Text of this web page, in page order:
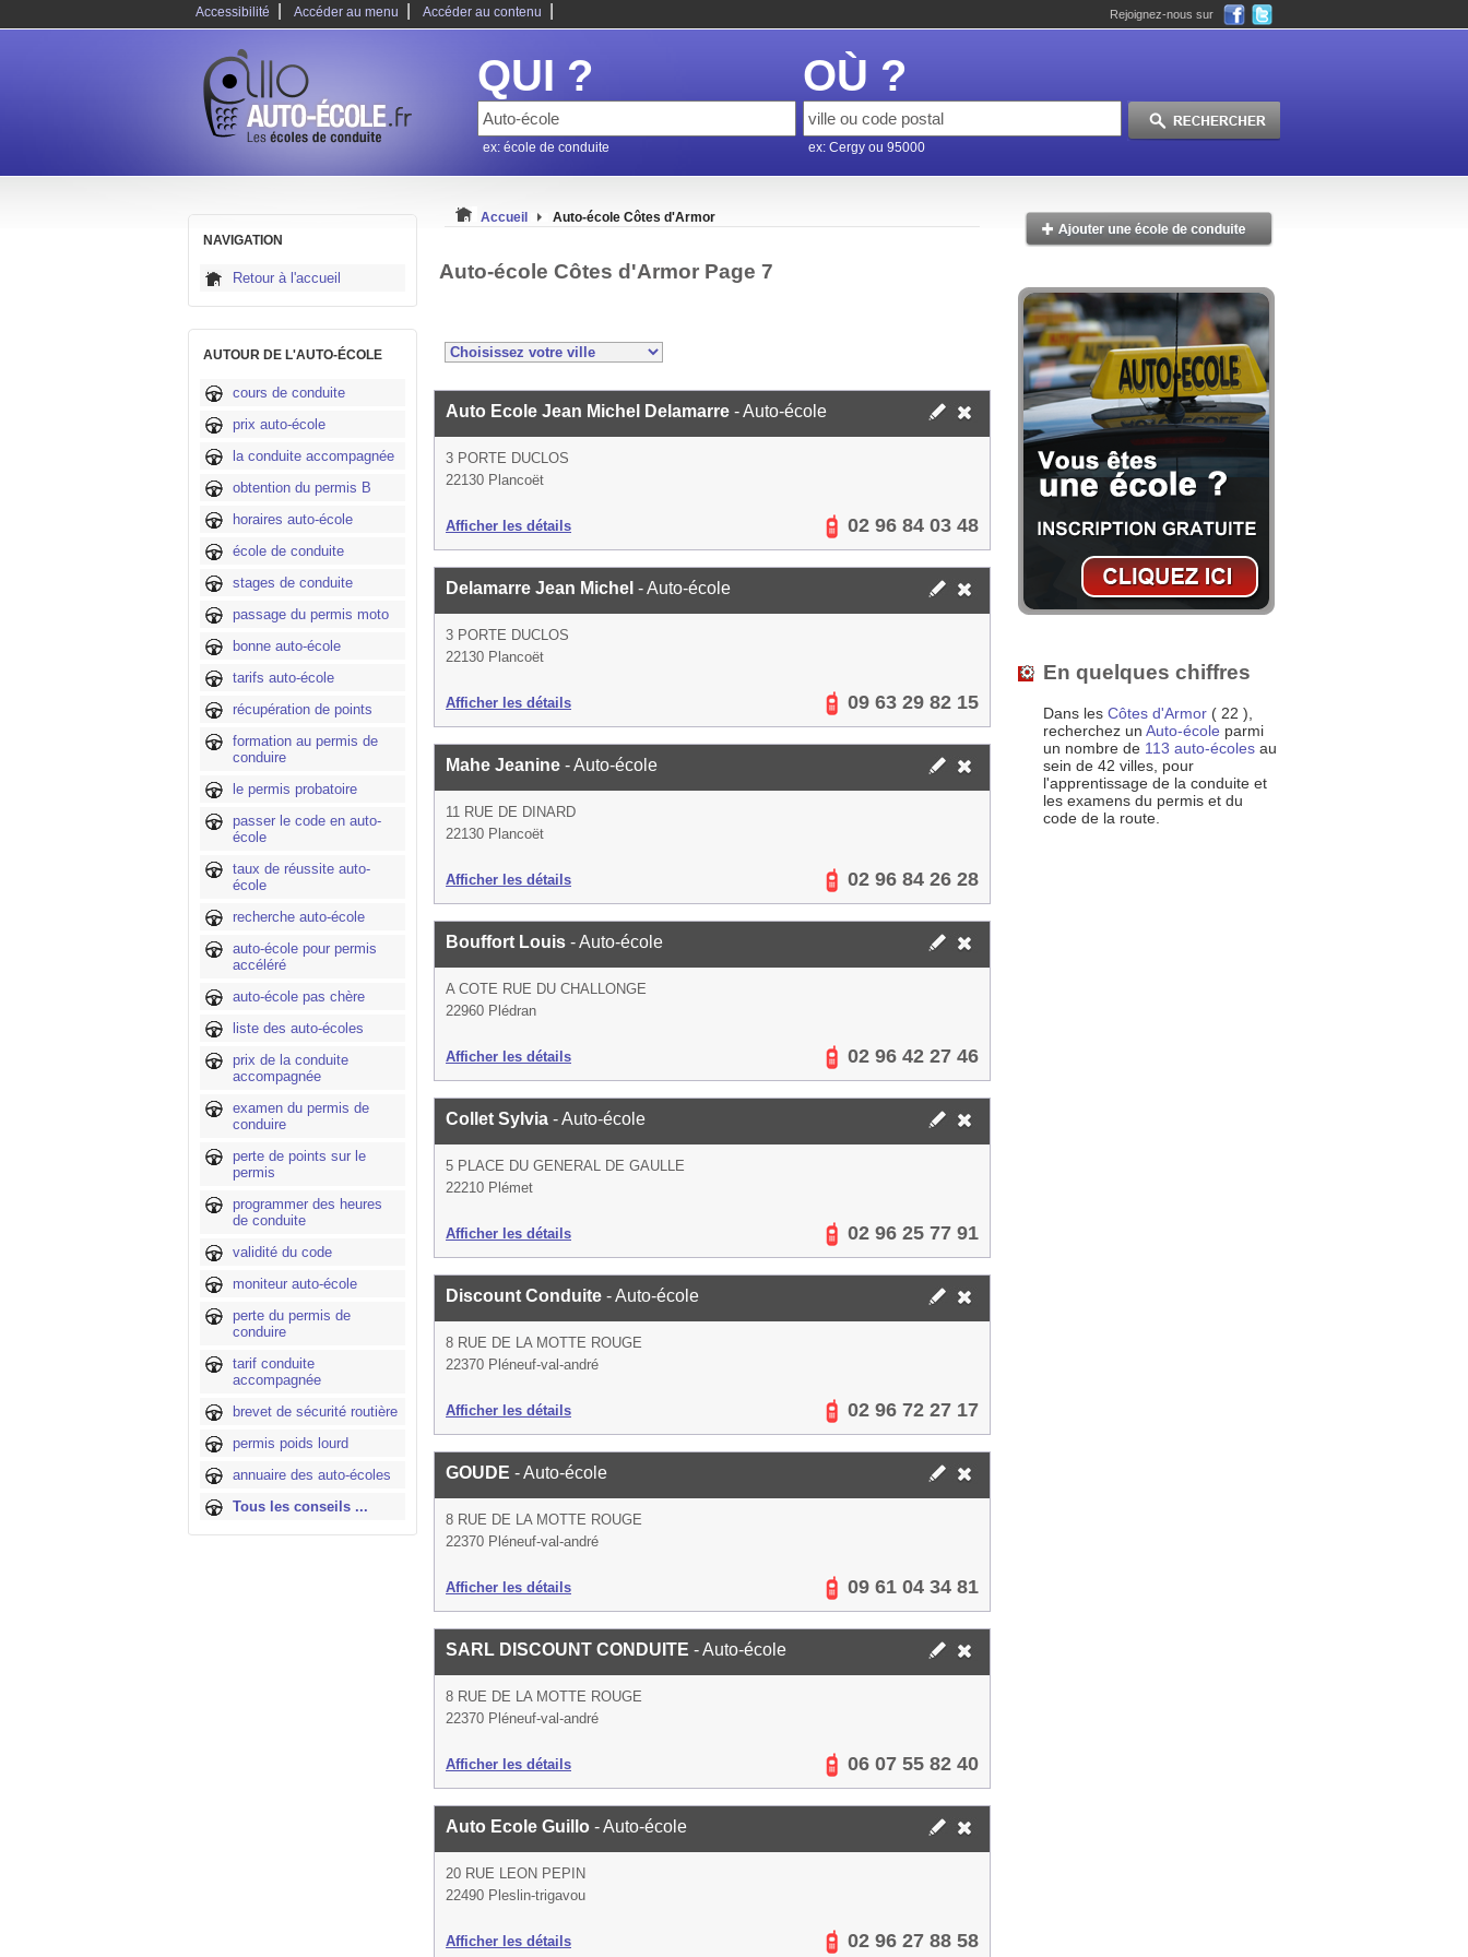
Accessibilité Accéder au menu Accéder au contenu Rejoignez-nous sur
QUI ?
ex: école de conduite
OÙ ?
ex: Cergy ou 95000
NAVIGATION
Retour à l'accueil
AUTOUR DE L'AUTO-ÉCOLE
cours de conduite
prix auto-école
la conduite accompagnée
obtention du permis B
horaires auto-école
école de conduite
stages de conduite
passage du permis moto
bonne auto-école
tarifs auto-école
récupération de points
formation au permis de
conduire
le permis probatoire
passer le code en auto-
école
taux de réussite auto-
école
recherche auto-école
auto-école pour permis
accéléré
auto-école pas chère
liste des auto-écoles
prix de la conduite
accompagnée
examen du permis de
conduire
perte de points sur le
permis
programmer des heures
de conduite
validité du code
moniteur auto-école
perte du permis de
conduire
tarif conduite
accompagnée
brevet de sécurité routière
permis poids lourd
annuaire des auto-écoles
Tous les conseils ...
Accueil Auto-école Côtes d'Armor
Auto-école Côtes d'Armor Page 7
Auto Ecole Jean Michel Delamarre - Auto-école
3 PORTE DUCLOS
22130 Plancoët
Afficher les détails 02 96 84 03 48
Delamarre Jean Michel - Auto-école
3 PORTE DUCLOS
22130 Plancoët
Afficher les détails 09 63 29 82 15
Mahe Jeanine - Auto-école
11 RUE DE DINARD
22130 Plancoët
Afficher les détails 02 96 84 26 28
Bouffort Louis - Auto-école
A COTE RUE DU CHALLONGE
22960 Plédran
Afficher les détails 02 96 42 27 46
Collet Sylvia - Auto-école
5 PLACE DU GENERAL DE GAULLE
22210 Plémet
Afficher les détails 02 96 25 77 91
Discount Conduite - Auto-école
8 RUE DE LA MOTTE ROUGE
22370 Pléneuf-val-andré
Afficher les détails 02 96 72 27 17
GOUDE - Auto-école
8 RUE DE LA MOTTE ROUGE
22370 Pléneuf-val-andré
Afficher les détails 09 61 04 34 81
SARL DISCOUNT CONDUITE - Auto-école
8 RUE DE LA MOTTE ROUGE
22370 Pléneuf-val-andré
Afficher les détails 06 07 55 82 40
Auto Ecole Guillo - Auto-école
20 RUE LEON PEPIN
22490 Pleslin-trigavou
Afficher les détails 02 96 27 88 58
En quelques chiffres
Dans les Côtes d'Armor ( 22 ),
recherchez un Auto-école parmi
un nombre de 113 auto-écoles au
sein de 42 villes, pour
l'apprentissage de la conduite et
les examens du permis et du
code de la route.